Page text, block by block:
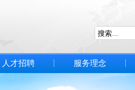
人才招聘 服务理念